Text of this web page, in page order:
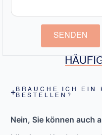
SENDEN
BRAUCHE ICH EIN
BESTELLEN?
Nein, Sie können auch